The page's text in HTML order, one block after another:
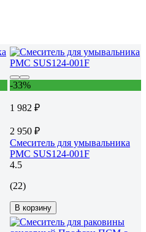
-33%
1 982 ₽
2 950 ₽
Смеситель для умывальника
РМС SUS124-001F
4.5
(22)
В корзину